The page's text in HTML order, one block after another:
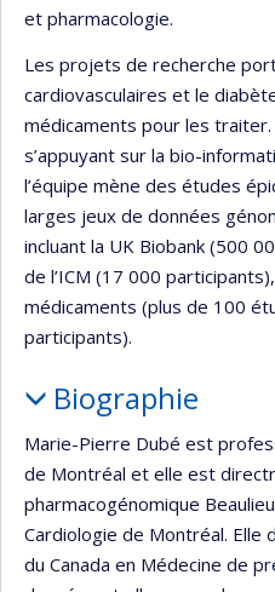
et pharmacologie.
Les projets de recherche
cardiovasculaires et le
médicaments pour les
s’appuyant sur la bio-
l’équipe mène des études
larges jeux de données
incluant la UK Biobank (500
de l’ICM (17 000
médicaments (plus de 100
participants).
Biographie
Marie-Pierre Dubé est
de Montréal et elle est
pharmacogénomique
Cardiologie de Montréal. Elle
du Canada en Médecine de